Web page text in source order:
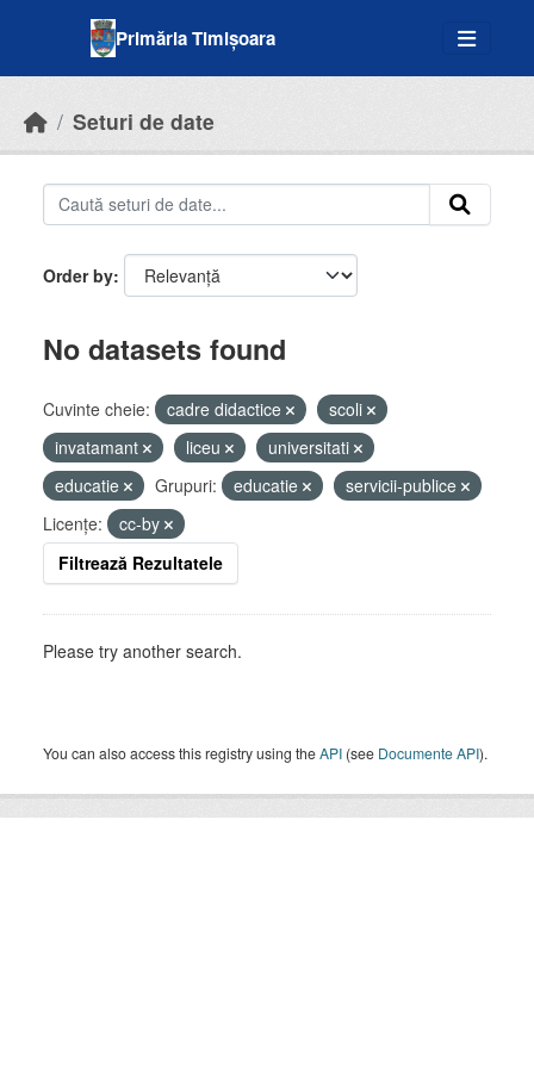
Primăria Timișoara
Seturi de date
Order by
No datasets found
Cuvinte cheie: cadre didactice
scoli
invatamant
liceu
universitati
educatie
Grupuri: educatie
servicii-publice
Licenţe:
cc-by
Filtrează Rezultatele
Please try another search.
You can also access this registry using theAPI (see Documente API).